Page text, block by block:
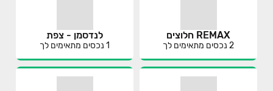
REMAX חלוצים
2 נכסים מתאימים לך
לנדסמן - צפת
1 נכסים מתאימים לך